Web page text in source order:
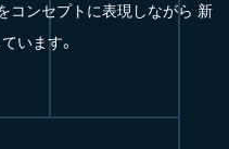
コンセプトに表現しながら 新
います。